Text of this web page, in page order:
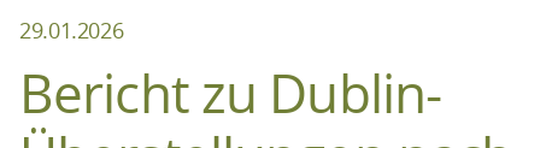
29.01.2026
Bericht zu Dublin-